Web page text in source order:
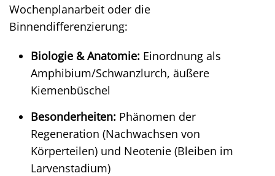
Wochenplanarbeit oder die
Binnendifferenzierung:
Biologie & Anatomie: Einordnung als
Amphibium/Schwanzlurch, äußere
Kiemenbüschel
Besonderheiten: Phänomen der
Regeneration (Nachwachsen von
Körperteilen) und Neotenie (Bleiben im
Larvenstadium)